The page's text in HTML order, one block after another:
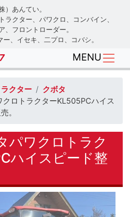
Skip
to
main
content
）あんてい。
ラクター、パワクロ、コンバイン、
、フロントローダー。
、イセキ、二プロ、コバシ。
MENU
クター
クボタ
ロトラクターKL505PCハイス
。
パワクロトラク
ハイスピード整